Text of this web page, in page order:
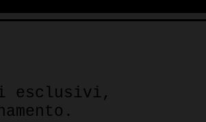
esclusivi,